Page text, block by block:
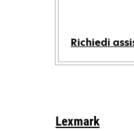
Richiedi
Lexmark